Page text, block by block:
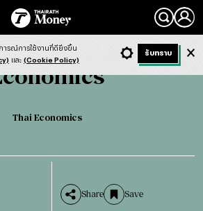
Search
Thai Economics
Thai Economics
Share Save
+ ก Dark ฟังข่าว
ารณ์การใช้งานที่ดียิ่งขึ้น
และ (Cookie Policy)
รับทราบ